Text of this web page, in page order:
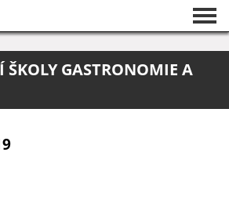
ŠKOLY GASTRONOMIE A